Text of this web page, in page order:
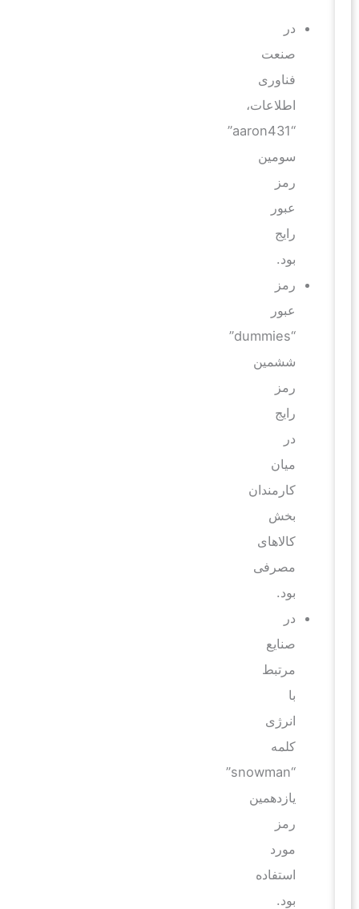
در
صنعت
فناوری
اطلاعات،
“aaron431”
سومین
رمز
عبور
رایج
بود.
رمز
عبور
“dummies”
ششمین
رمز
رایج
میان
کارمندان
بخش
کالاهای
مصرفی
بود.
در
صنایع
مرتبط
انرژی
کلمه
“snowman”
یازدهمین
رمز
مورد
استفاده
بود.